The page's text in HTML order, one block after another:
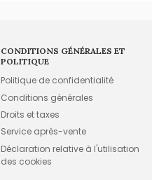
CONDITIONS GÉNÉRALES ET
POLITIQUE
Politique de confidentialité
Conditions générales
Droits et taxes
Service après-vente
Déclaration relative à l'utilisation
des cookies